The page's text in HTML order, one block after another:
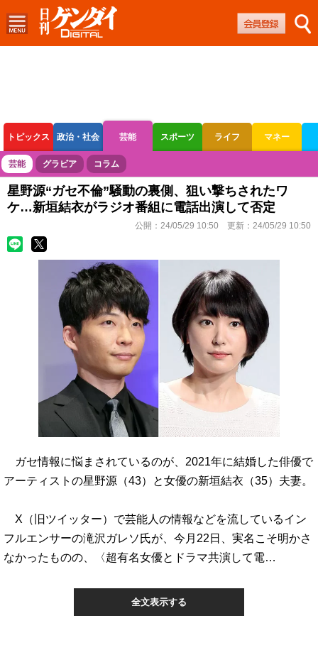
トピックス 政治・社会 芸能 スポーツ ライフ マネー
ボートレース 競輪 オートレース
芸能 グラビア コラム
星野源“ガセ不倫”騒動の裏側、狙い撃ちされたワ
ケ…新垣結衣がラジオ番組に電話出演して否定
公開： 24/05/29 10:50 更新： 24/05/29 10:50
ガセ情報に悩まされているのが、2021年に結婚した俳優で
アーティストの星野源（43）と女優の新垣結衣（35）夫妻。
X（旧ツイッター）で芸能人の情報などを流しているイン
フルエンサーの滝沢ガレソ氏が、今月22日、実名こそ明かさ
なかったものの、〈超有名女優とドラマ共演して電…
全文表示する